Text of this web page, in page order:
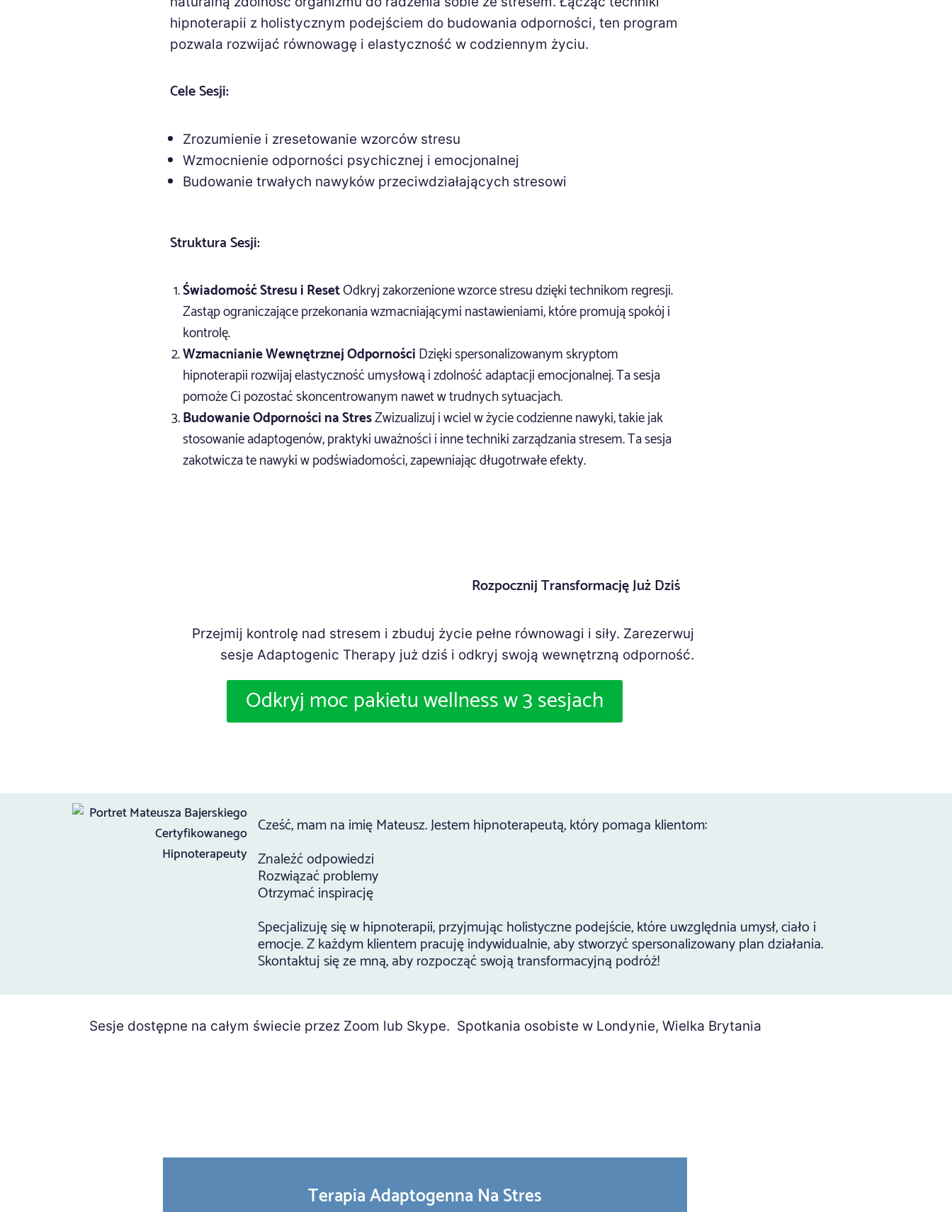
hipnoterapii z holistycznym podejściem do budowania odporności, ten program
pozwala rozwijać równowagę i elastyczność w codziennym życiu.
Cele Sesji:
Zrozumienie i zresetowanie wzorców stresu
Wzmocnienie odporności psychicznej i emocjonalnej
Budowanie trwałych nawyków przeciwdziałających stresowi
Struktura Sesji:
Świadomość Stresu i ResetOdkryj zakorzenione wzorce stresu dzięki technikom regresji.
Zastąp ograniczające przekonania wzmacniającymi nastawieniami, które promują spokój i
kontrolę.
Wzmacnianie Wewnętrznej OdpornościDzięki spersonalizowanym skryptom
hipnoterapii rozwijaj elastyczność umysłową i zdolność adaptacji emocjonalnej. Ta sesja
pomoże Ci pozostać skoncentrowanym nawet w trudnych sytuacjach.
Budowanie Odporności na StresZwizualizuj i wciel w życie codzienne nawyki, takie jak
stosowanie adaptogenów, praktyki uważności i inne techniki zarządzania stresem. Ta sesja
zakotwicza te nawyki w podświadomości, zapewniając długotrwałe efekty.
Rozpocznij Transformację Już Dziś
Przejmij kontrolę nad stresem i zbuduj życie pełne równowagi i siły. Zarezerwuj
sesje Adaptogenic Therapy już dziś i odkryj swoją wewnętrzną odporność.
Odkryj moc pakietu wellness w 3 sesjach
Cześć, mam na imię Mateusz. Jestem hipnoterapeutą, który pomaga klientom:
Znaleźć odpowiedzi
Rozwiązać problemy
Otrzymać inspirację
Specjalizuję się w hipnoterapii, przyjmując holistyczne podejście, które uwzględnia umysł, ciało i
emocje. Z każdym klientem pracuję indywidualnie, aby stworzyć spersonalizowany plan działania.
Skontaktuj się ze mną, aby rozpocząć swoją transformacyjną podróż!
Sesje dostępne na całym świecie przez Zoom lub Skype. Spotkania osobiste w Londynie, Wielka Brytania
Terapia Adaptogenna Na Stres